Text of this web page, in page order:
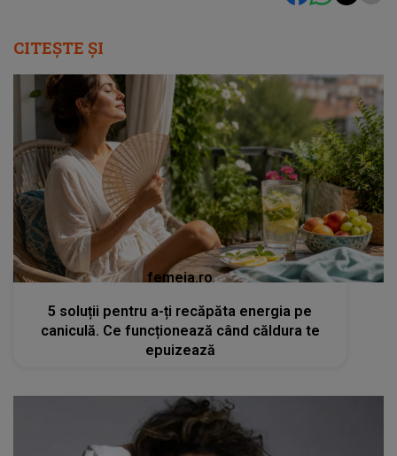
CITEȘTE ȘI
femeia.ro
5 soluții pentru a-ți recăpăta energia pe
caniculă. Ce funcționează când căldura te
epuizează